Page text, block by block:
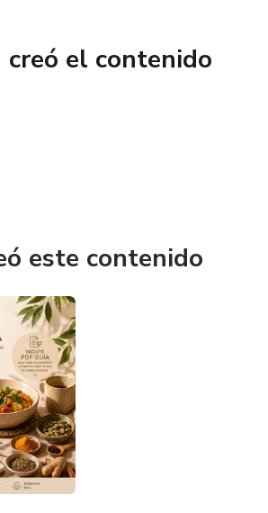
el contenido
este contenido